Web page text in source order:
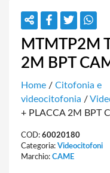
MTMTP2M
2M BPT
Home / Citofonia e
videocitofonia /
+ PLACCA 2M BPT
COD: 60020180
Categoria: Videocitofoni
Marchio: CAME